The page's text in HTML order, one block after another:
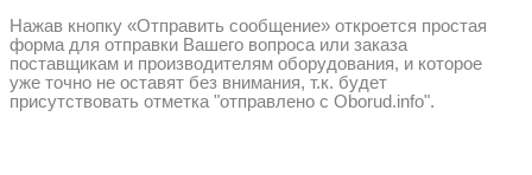
Нажав кнопку «Отправить сообщение» откроется простая
форма для отправки Вашего вопроса или заказа
поставщикам и производителям оборудования, и которое
уже точно не оставят без внимания, т.к. будет
присутствовать отметка "отправлено с Oborud.info".